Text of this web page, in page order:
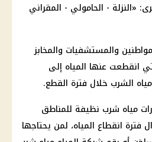
«النزلة - الحامولي - المقراني
والمستشفيات والمخابز
انقطعت عنها المياه إلى
الشرب خلال فترة القطع.
مياه شرب نظيفة للمناطق
فترة انقطاع المياه، لمن يحتاجها